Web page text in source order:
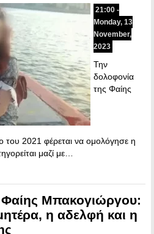
21:00 -
Monday, 13
November,
2023
Την
δολοφονία
της Φαίης
2021 φέρεται να ομολόγησε η
μαζί με…
Μπακογιώργου:
η αδελφή και η